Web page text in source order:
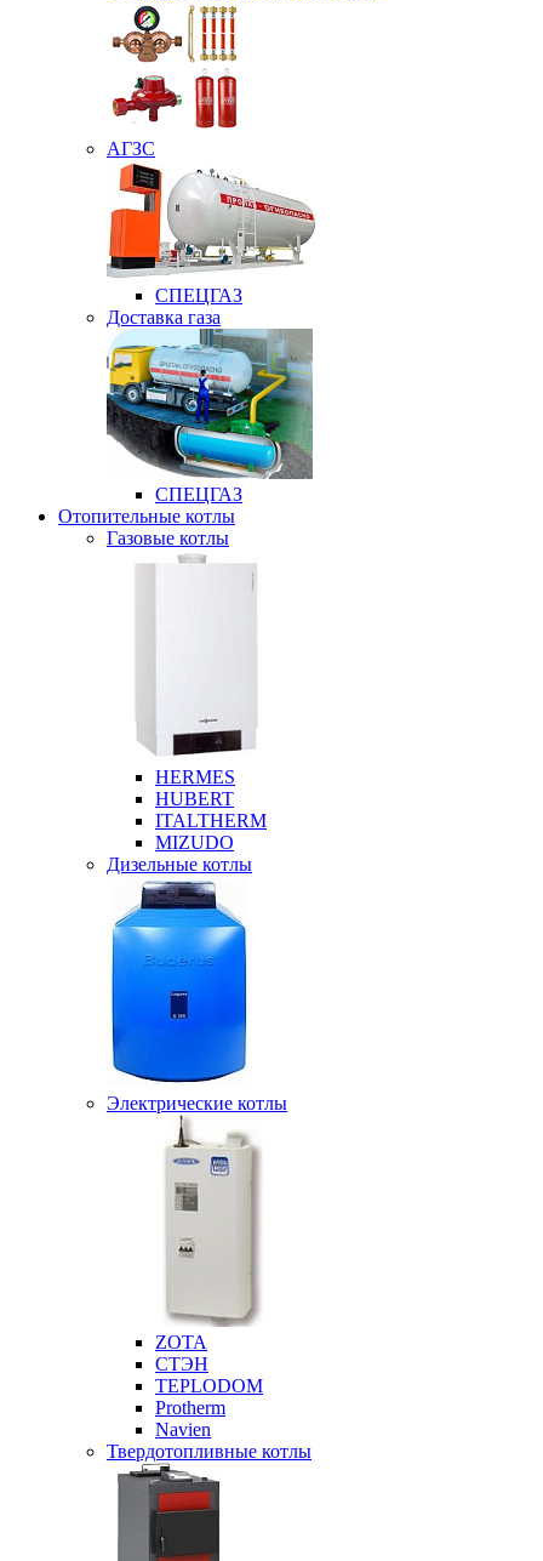
АГЗС
СПЕЦГАЗ
Доставка газа
СПЕЦГАЗ
Отопительные котлы
Газовые котлы
HERMES
HUBERT
ITALTHERM
MIZUDO
Дизельные котлы
Электрические котлы
ZOTA
СТЭН
TEPLODOM
Protherm
Navien
Твердотопливные котлы